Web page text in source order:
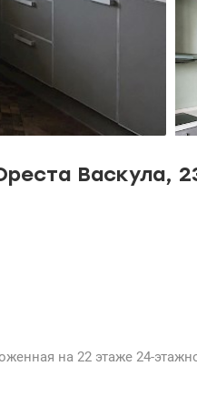
Васкула,
на 22 этаже 24-